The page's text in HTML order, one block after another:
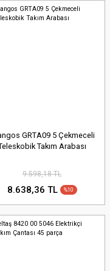
GRTA09 5 Çekmeceli
Takım Arabası
9.598,18 TL
8.638,36 TL %10